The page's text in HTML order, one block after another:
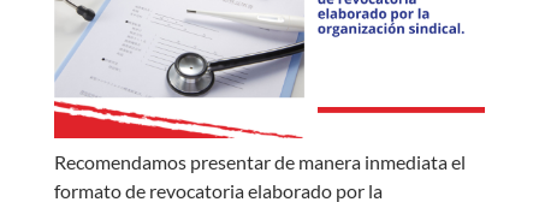
Recomendamos presentar de manera inmediata el
formato de revocatoria elaborado por la